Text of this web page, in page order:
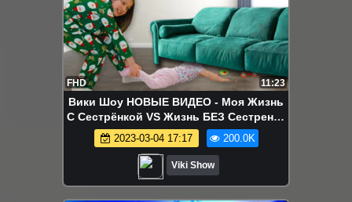
FHD 11:23
Вики Шоу НОВЫЕ ВИДЕО - Моя Жизнь
С Сестрёнкой VS Жизнь БЕЗ Сестренки
Скетч
2023-03-04 17:17 200.0K
Viki Show